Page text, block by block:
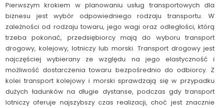
Pierwszym krokiem w planowaniu usług transportowych dla
biznesu jest wybór odpowiedniego rodzaju transportu. W
zależności od rodzaju towaru, jego wagi oraz odległości, którą
trzeba pokonać, przedsiębiorcy mają do wyboru transport
drogowy, kolejowy, lotniczy lub morski. Transport drogowy jest
najczęściej wybierany ze względu na jego elastyczność i
możliwość dostarczenia towaru bezpośrednio do odbiorcy. Z
kolei transport kolejowy i morski sprawdzają się w przypadku
dużych ładunków na długie dystanse, podczas gdy transport
lotniczy oferuje najszybszy czas realizacji, choć jest znacznie